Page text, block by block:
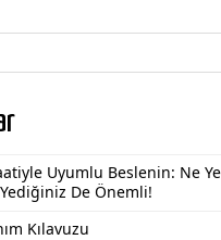
Uyumlu Beslenin: Ne
De Önemli!
Kılavuzu